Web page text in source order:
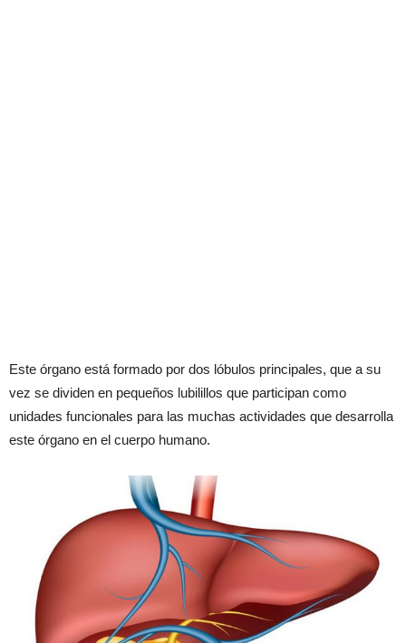
Este órgano está formado por dos lóbulos principales, que a su
vez se dividen en pequeños lubilillos que participan como
unidades funcionales para las muchas actividades que desarrolla
este órgano en el cuerpo humano.